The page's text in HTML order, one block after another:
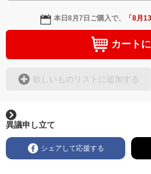
本日8月7日 ご購入で、 「8月
カート
欲しいものリストに追加する
異議申し立て
シェアして応援する